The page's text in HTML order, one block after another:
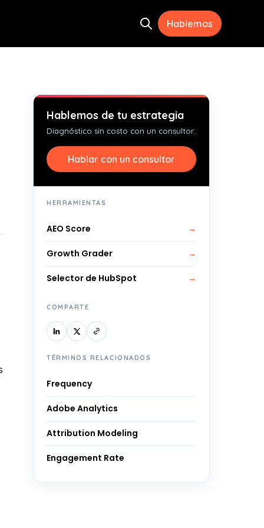
Open search
Hablemos
Hablemos de tu estrategia
Diagnóstico sin costo con un consultor.
Hablar con un consultor
HERRAMIENTAS
AEO Score →
Growth Grader →
Selector de HubSpot →
COMPARTE
TÉRMINOS RELACIONADOS
Frequency
Adobe Analytics
Attribution Modeling
Engagement Rate